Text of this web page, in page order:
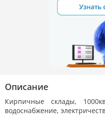
Описание
Кирпичные склады,
водоснабжение,